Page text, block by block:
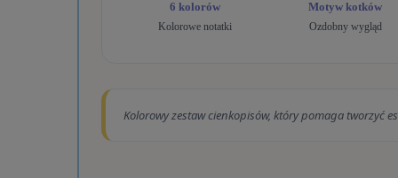
6 kolorów
Kolorowe notatki
Motyw kotków
Ozdobny wygląd
Kolorowy zestaw cienkopisów, który pomaga tworzyć